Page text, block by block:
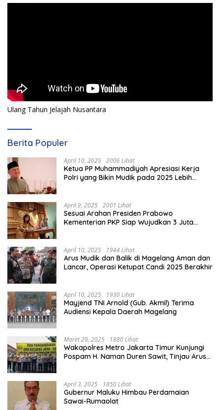
Ulang Tahun Jelajah Nusantara
Berita Populer
April 10, 2025 2006 Lihat
Ketua PP Muhammadiyah Apresiasi Kerja
Polri yang Bikin Mudik pada 2025 Lebih
April 9, 2025 2001 Lihat
Sesuai Arahan Presiden Prabowo
Kementerian PKP Siap Wujudkan 3 Juta
April 10, 2025 1944 Lihat
Arus Mudik dan Balik di Magelang Aman dan
Lancar, Operasi Ketupat Candi 2025 Berakhir
April 10, 2025 1930 Lihat
Mayjend TNI Arnold (Gub. Akmil) Terima
Audiensi Kepala Daerah Magelang
Maret 29, 2025 1880 Lihat
Wakapolres Metro Jakarta Timur Kunjungi
Pospam H. Naman Duren Sawit, Tinjau Arus
April 3, 2025 1850 Lihat
Gubernur Maluku Himbau Perdamaian
Sawai-Rumaolat